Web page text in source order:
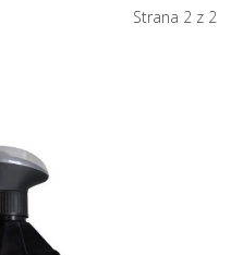
Strana 2 z 2